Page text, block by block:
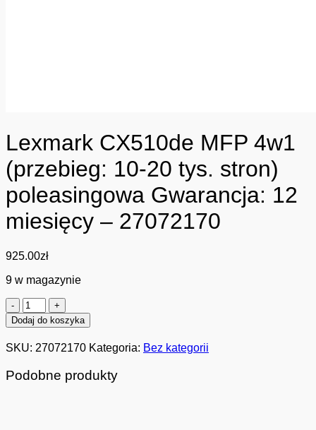
Lexmark CX510de MFP 4w1
(przebieg: 10-20 tys. stron)
poleasingowa Gwarancja: 12
miesięcy – 27072170
925.00zł
9 w magazynie
ilość
Lexmark
CX510de
MFP
4w1
10-
Dodaj do koszyka
SKU: 27072170 Kategoria: Bez kategorii
Podobne produkty